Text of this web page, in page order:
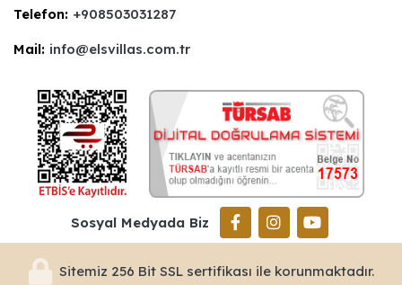
Telefon: +908503031287
Mail: info@elsvillas.com.tr
Sosyal Medyada Biz
Sitemiz 256 Bit SSL sertifikası ile korunmaktadır.